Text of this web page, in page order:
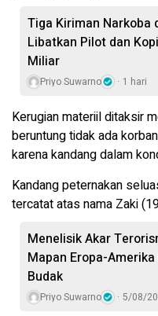
Tiga Kiriman Narkoba
Libatkan Pilot dan
Miliar
Priyo Suwarno 1 hari
Kerugian materiil ditaksir
beruntung tidak ada
karena kandang dalam
Kandang peternakan
tercatat atas nama Zaki
Menelisik Akar
Mapan Eropa-Amerika
Budak
Priyo Suwarno 5/08/